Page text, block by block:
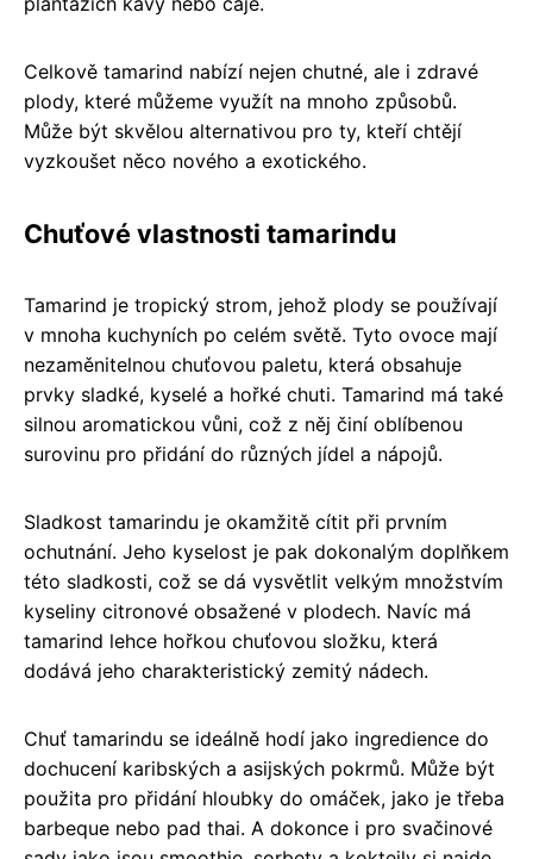
Celkově tamarind nabízí nejen chutné, ale i zdravé
plody, které můžeme využít na mnoho způsobů.
Může být skvělou alternativou pro ty, kteří chtějí
vyzkoušet něco nového a exotického.
Chuťové vlastnosti tamarindu
Tamarind je tropický strom, jehož plody se používají
v mnoha kuchyních po celém světě. Tyto ovoce mají
nezaměnitelnou chuťovou paletu, která obsahuje
prvky sladké, kyselé a hořké chuti. Tamarind má také
silnou aromatickou vůni, což z něj činí oblíbenou
surovinu pro přidání do různých jídel a nápojů.
Sladkost tamarindu je okamžitě cítit při prvním
ochutnání. Jeho kyselost je pak dokonalým doplňkem
této sladkosti, což se dá vysvětlit velkým množstvím
kyseliny citronové obsažené v plodech. Navíc má
tamarind lehce hořkou chuťovou složku, která
dodává jeho charakteristický zemitý nádech.
Chuť tamarindu se ideálně hodí jako ingredience do
dochucení karibských a asijských pokrmů. Může být
použita pro přidání hloubky do omáček, jako je třeba
barbeque nebo pad thai. A dokonce i pro svačinové